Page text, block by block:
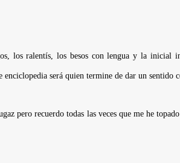
los ralentís, los besos con lengua y la inicial
enciclopedia será quien termine de dar un sentido
pero recuerdo todas las veces que me he